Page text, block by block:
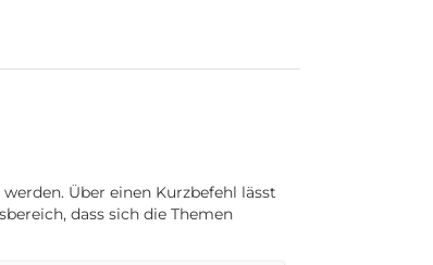
Über einen Kurzbefehl lässt
dass sich die Themen